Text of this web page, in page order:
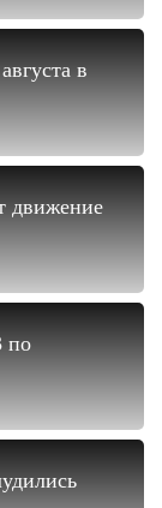
в
движение
по